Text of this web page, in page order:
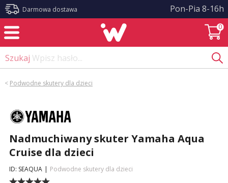
Darmowa dostawa Pon-Pia 8-16h
0
Szukaj Wpisz hasło...
< Podwodne skutery dla dzieci
Nadmuchiwany skuter Yamaha Aqua
Cruise dla dzieci
ID: SEAQUA | Podwodne skutery dla dzieci
?>